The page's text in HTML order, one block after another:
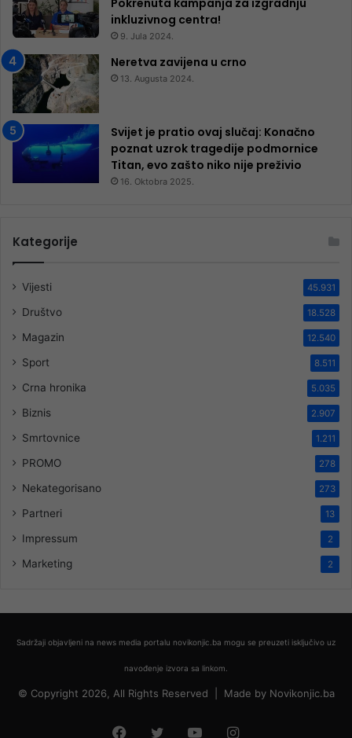
inkluzivnog centra!
9. Jula 2024.
Neretva zavijena u crno
13. Augusta 2024.
Svijet je pratio ovaj slučaj: Konačno
poznat uzrok tragedije podmornice
Titan, evo zašto niko nije preživio
16. Oktobra 2025.
Kategorije
Vijesti 45.931
Društvo 18.528
Magazin 12.540
Sport 8.511
Crna hronika 5.035
Biznis 2.907
Smrtovnice 1.211
PROMO 278
Nekategorisano 273
Partneri 13
Impressum 2
Marketing 2
Sadržaji objavljeni na news media portalu novikonjic.ba mogu se preuzeti isključivo uz
navođenje izvora sa linkom.
© Copyright 2026, All Rights Reserved | Made by Novikonjic.ba
Facebook
TwitterYouTubeInstagram